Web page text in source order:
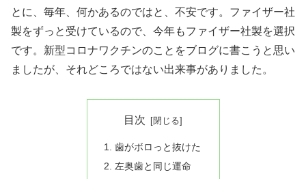
とに、毎年、何かあるのではと、不安です。ファイザー社
製をずっと受けているので、今年もファイザー社製を選択
です。新型コロナワクチンのことをブログに書こうと思い
ましたが、それどころではない出来事がありました。
目次
歯がボロっと抜けた
左奥歯と同じ運命